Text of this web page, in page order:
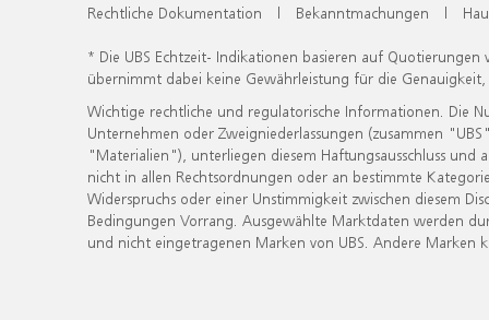
Rechtliche Dokumentation | Bekanntmachungen |
* Die UBS Echtzeit- Indikationen basieren auf
übernimmt dabei keine Gewährleistung für die
Wichtige rechtliche und regulatorische Informationen. Die
Unternehmen oder Zweigniederlassungen (zusammen
"Materialien"), unterliegen diesem Haftungsausschluss
nicht in allen Rechtsordnungen oder an bestimmte
Widerspruchs oder einer Unstimmigkeit zwischen diesem
Bedingungen Vorrang. Ausgewählte Marktdaten werden
und nicht eingetragenen Marken von UBS. Andere Marken